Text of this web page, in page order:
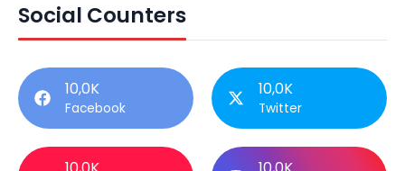
Social Counters
10,0K
Facebook
10,0K
Twitter